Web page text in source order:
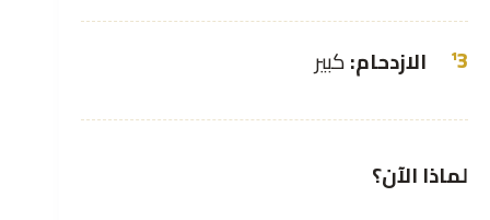
الازدحام:كبير
لماذا الآن؟